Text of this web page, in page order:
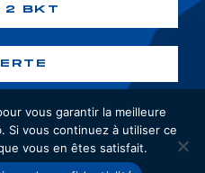
2 BKT
Tous droits
vous garantir la meilleure
Si vous continuez à utiliser ce
vous en êtes satisfait.